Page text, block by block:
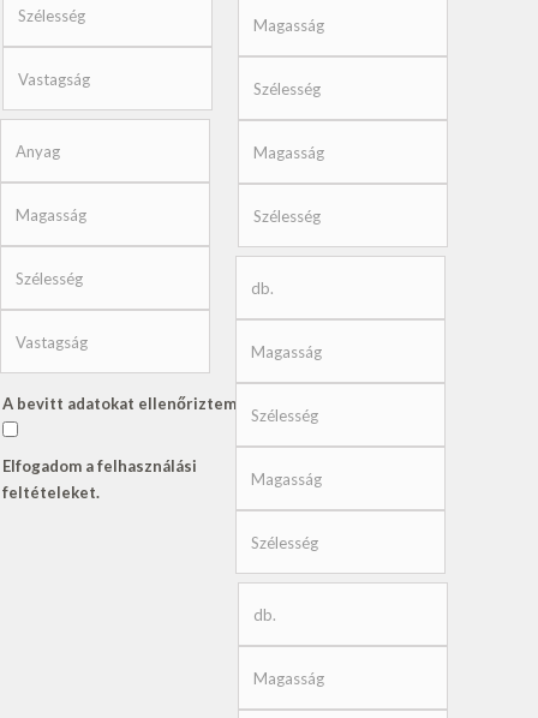
A bevitt adatokat ellenőriztem
Elfogadom a felhasználási
feltételeket.